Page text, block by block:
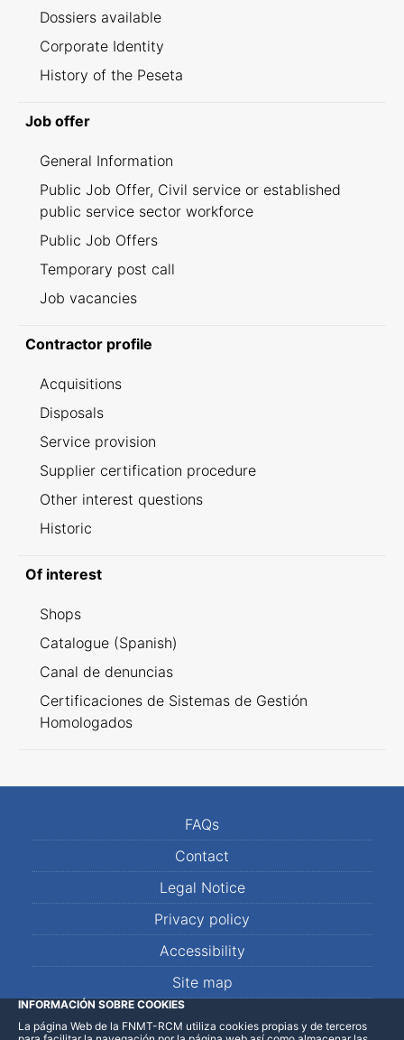
Dossiers available
Corporate Identity
History of the Peseta
Job offer
General Information
Public Job Offer, Civil service or established
public service sector workforce
Public Job Offers
Temporary post call
Job vacancies
Contractor profile
Acquisitions
Disposals
Service provision
Supplier certification procedure
Other interest questions
Historic
Of interest
Shops
Catalogue (Spanish)
Canal de denuncias
Certificaciones de Sistemas de Gestión
Homologados
FAQs
Contact
Legal Notice
Privacy policy
Accessibility
Site map
LinkedInFacebookWhatsApp
INFORMACIÓN SOBRE COOKIES
La página Web de la FNMT-RCM utiliza cookies propias y de terceros